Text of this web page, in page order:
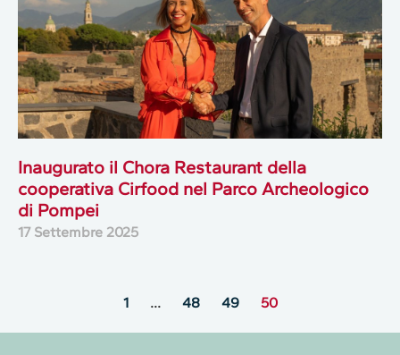
Inaugurato il Chora Restaurant della
cooperativa Cirfood nel Parco Archeologico
di Pompei
17 Settembre 2025
1 … 48 49 50